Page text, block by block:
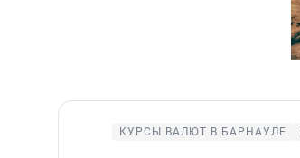
КУРСЫ ВАЛЮТ В БАРНАУЛЕ